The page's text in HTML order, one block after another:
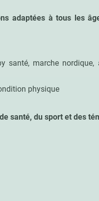
adaptées à tous les
santé, marche nordique,
physique
santé, du sport et des